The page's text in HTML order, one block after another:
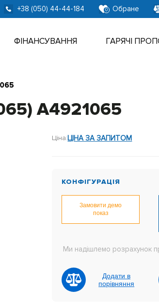
+38 (050) 44-44-184 0 Обране
ФІНАНСУВАННЯ ГАРЯЧІ
A4921065
Ціна:ЦІНА ЗА ЗАПИТОМ
КОНФІГУРАЦІЯ
Замовити демо
показ
Ми надішлемо розрахунок
Додати в
порівняння